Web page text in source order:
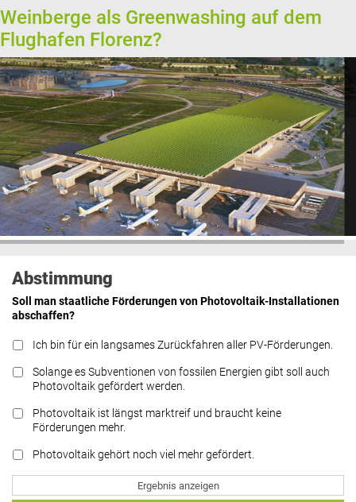
Weinberge als Greenwashing auf dem
Flughafen Florenz?
Abstimmung
Soll man staatliche Förderungen von Photovoltaik-Installationen
abschaffen?
Ich bin für ein langsames Zurückfahren aller PV-Förderungen.
Solange es Subventionen von fossilen Energien gibt soll auch
Photovoltaik gefördert werden.
Photovoltaik ist längst marktreif und braucht keine
Förderungen mehr.
Photovoltaik gehört noch viel mehr gefördert.
Ergebnis anzeigen